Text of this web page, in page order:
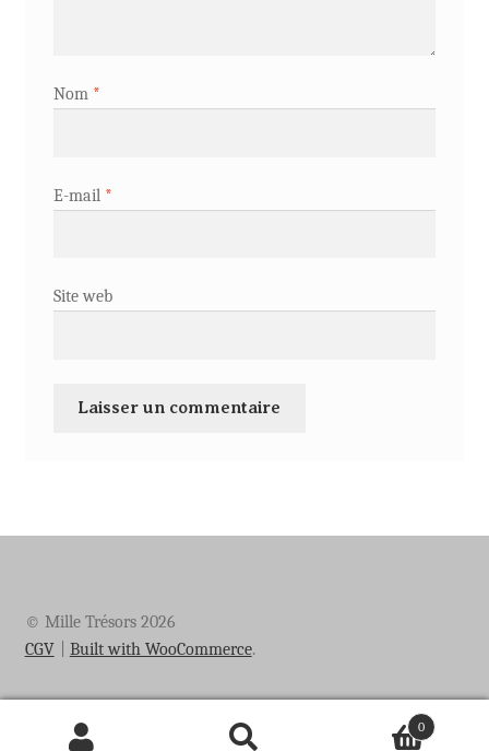
Nom *
E-mail *
Site web
© Mille Trésors 2026
CGV
Built with WooCommerce.
0